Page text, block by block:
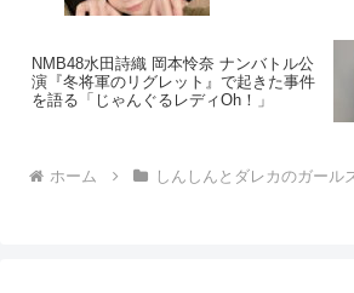
NMB48水田詩織 岡本怜奈 ナンバトル公
演『冬将軍のリグレット』で起きた事件
を語る「じゃんぐるレディOh！」
ホーム しんしんとダレカのガール